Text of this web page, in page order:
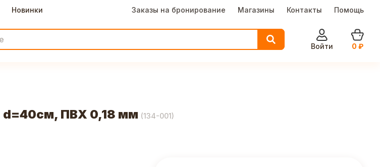
Новинки Заказы на бронирование Магазины Контакты Помощь
Войти
0 ₽
d=40см, ПВХ 0,18 мм (134-001)